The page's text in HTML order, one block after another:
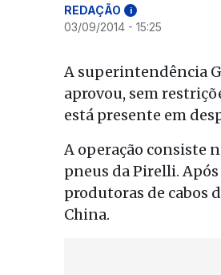
REDAÇÃO i
03/09/2014 - 15:25
A superintendência
aprovou, sem
está presente em
A operação consiste
pneus da Pirelli.
produtoras de cabos
China.